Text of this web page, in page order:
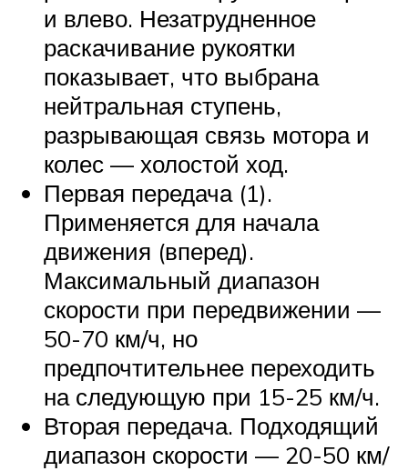
и влево. Незатрудненное
раскачивание рукоятки
показывает, что выбрана
нейтральная ступень,
разрывающая связь мотора и
колес — холостой ход.
Первая передача (1).
Применяется для начала
движения (вперед).
Максимальный диапазон
скорости при передвижении —
50-70 км/ч, но
предпочтительнее переходить
на следующую при 15-25 км/ч.
Вторая передача. Подходящий
диапазон скорости — 20-50 км/